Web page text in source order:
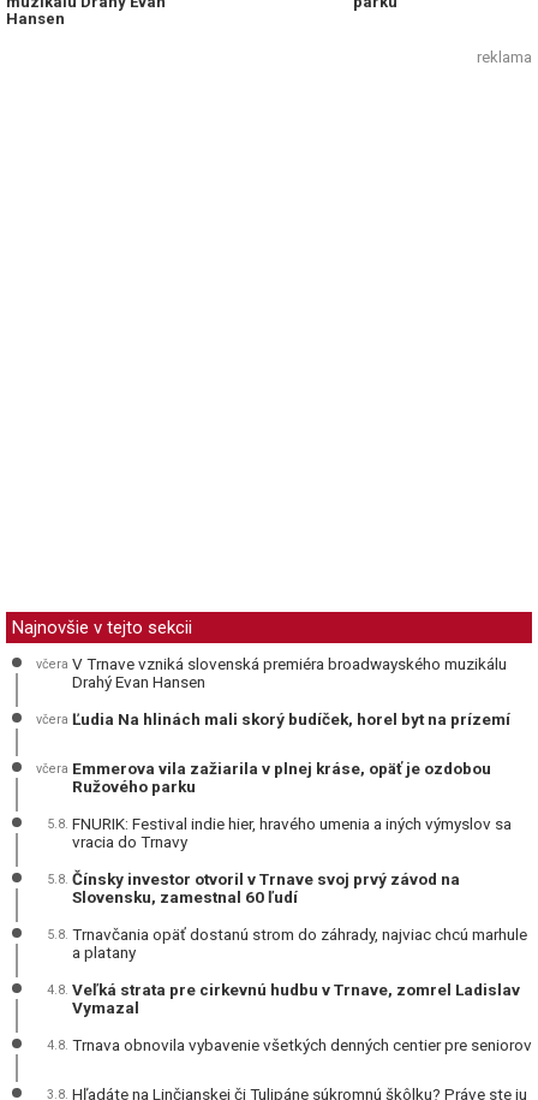
Hansen
reklama
Najnovšie v tejto sekcii
včera V Trnave vzniká slovenská premiéra broadwayského muzikálu
Drahý Evan Hansen
včera Ľudia Na hlinách mali skorý budíček, horel byt na prízemí
včera Emmerova vila zažiarila v plnej kráse, opäť je ozdobou
Ružového parku
5.8. FNURIK: Festival indie hier, hravého umenia a iných výmyslov sa
vracia do Trnavy
5.8. Čínsky investor otvoril v Trnave svoj prvý závod na
Slovensku, zamestnal 60 ľudí
5.8. Trnavčania opäť dostanú strom do záhrady, najviac chcú marhule
a platany
4.8. Veľká strata pre cirkevnú hudbu v Trnave, zomrel Ladislav
Vymazal
4.8. Trnava obnovila vybavenie všetkých denných centier pre seniorov
3.8. Hľadáte na Linčianskej či Tulipáne súkromnú škôlku? Práve ste ju